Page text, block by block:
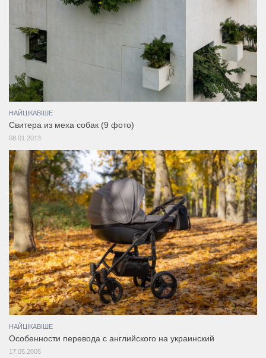
НАЙЦІКАВІШЕ
Свитера из меха собак (9 фото)
08.01.2013
НАЙЦІКАВІШЕ
Особенности перевода с английского на украинский
17.05.2005